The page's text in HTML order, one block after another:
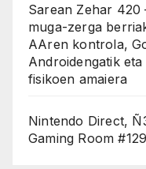
Sarean Zehar 420
muga-zerga
AAren kontrola,
Androidengatik
fisikoen amaiera
Nintendo Direct,
Gaming Room #129